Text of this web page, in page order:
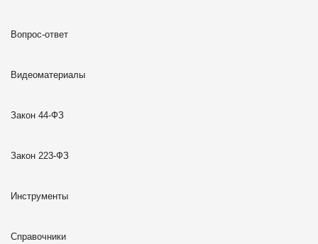
Вопрос-ответ
Видеоматериалы
Закон 44-ФЗ
Закон 223-ФЗ
Инструменты
Справочники